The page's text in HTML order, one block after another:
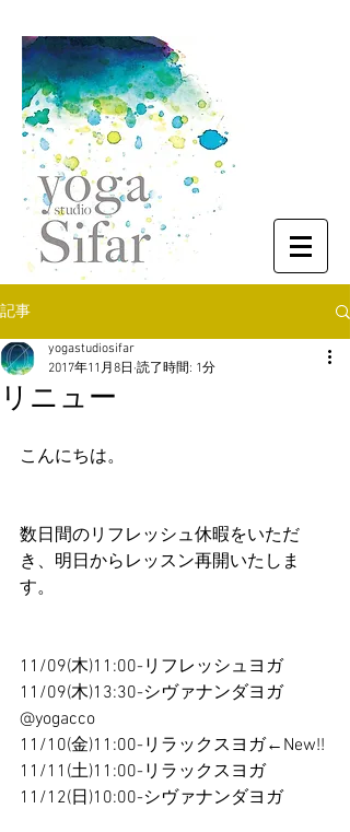
記事
リニュー
yogastudiosifar
2017年11月8日 読了時間: 1分
こんにちは。
数日間のリフレッシュ休暇をいただ
き、明日からレッスン再開いたしま
す。
11/09(木)11:00-リフレッシュヨガ
11/09(木)13:30-シヴァナンダヨガ
@yogacco
11/10(金)11:00-リラックスヨガ←New!!
11/11(土)11:00-リラックスヨガ
11/12(日)10:00-シヴァナンダヨガ